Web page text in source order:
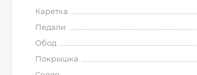
Каретка
Педали
Обод
Покрышка